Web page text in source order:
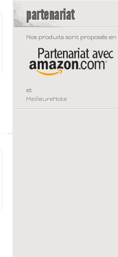
partenariat
Nos produits sont proposés en
et
MeilleureNote